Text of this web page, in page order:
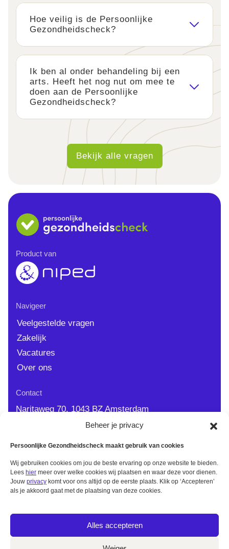
Beheer je privacy
Persoonlijke Gezondheidscheck maakt gebruik van cookies
Wij gebruiken cookies om jou de beste ervaring op onze website te bieden.
Lees hier meer over welke cookies wij plaatsen en waar deze voor dienen.
Jouw privacy komt voor ons altijd op de eerste plaats. Klik op ‘Accepteren’
als je akkoord gaat met de plaatsing van deze cookies.
Alles accepteren
Hoe veilig is de Persoonlijke
Gezondheidscheck?
Ik ben al onder behandeling bij een
arts. Heeft het nog nut om mee te
doen aan de Persoonlijke
Gezondheidscheck?
Bekijk alle vragen
Product van
Navigeer
Veelgestelde vragen
Zakelijk
Vacatures
Over ons
Contact
Naritaweg 70, 1043 BZ Amsterdam
info@persoonlijkegezondheidscheck.nl
0900 - 44 77 383| 9.00 - 12.00 op werkdagen